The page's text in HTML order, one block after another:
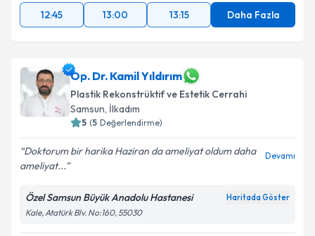
12:45
13:00 13:15 Daha Fazla
Op. Dr. Kamil Yıldırım
Plastik Rekonstrüktif ve Estetik Cerrahi
Samsun, İlkadım
5 (5 Değerlendirme)
Doktorum bir harika Haziran da ameliyat oldum daha
ameliyat...
Devamı
Özel Samsun Büyük Anadolu Hastanesi Haritada Göster
Kale, Atatürk Blv. No:160, 55030